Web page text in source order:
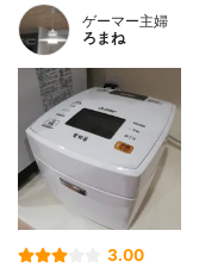
ゲーマー主婦
ろまね
3.00